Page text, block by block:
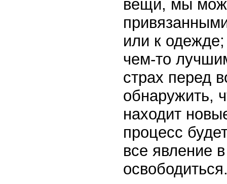
вещи, мы
или к
чем-то
страх перед
обнаружить,
находит
процесс
все явление